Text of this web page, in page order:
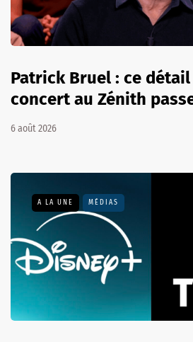
Patrick Bruel : ce
concert au Zénith
6 août 2026
A LA UNE MÉDIAS